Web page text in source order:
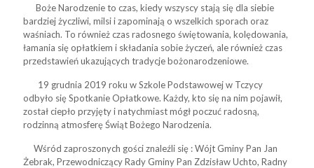
Boże Narodzenie to czas, kiedy wszyscy stają się dla siebie
bardziej życzliwi, milsi i zapominają o wszelkich sporach oraz
waśniach. To również czas radosnego świętowania, kolędowania,
łamania się opłatkiem i składania sobie życzeń, ale również czas
przedstawień ukazujących tradycje bożonarodzeniowe.
19 grudnia 2019 roku w Szkole Podstawowej w Tczycy
odbyło się Spotkanie Opłatkowe. Każdy, kto się na nim pojawił,
został ciepło przyjęty i natychmiast mógł poczuć radosną,
rodzinną atmosferę Świąt Bożego Narodzenia.
Wśród zaproszonych gości znaleźli się : Wójt Gminy Pan Jan
Żebrak, Przewodniczący Rady Gminy Pan Zdzisław Uchto, Radny